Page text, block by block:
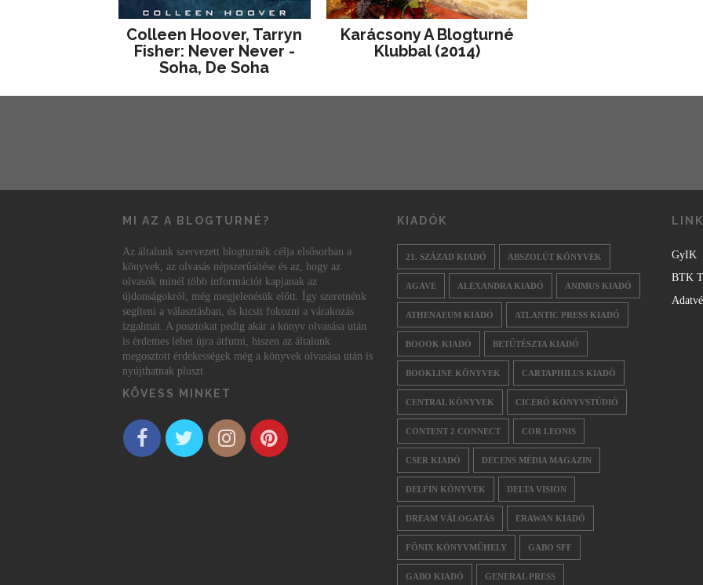
Colleen Hoover, Tarryn
Fisher: Never Never -
Soha, De Soha
Karácsony A Blogturné
Klubbal (2014)
MI AZ A BLOGTURNÉ?
Az általunk szervezett blogturnék célja elsősorban a
könyvek, az olvasás népszerűsítése és az, hogy az
olvasók minél több információt kapjanak az
újdonságokról, még megjelenésük előtt. Így szeretnénk
segíteni a választásban, és kicsit fokozni a várakozás
izgalmát. A posztokat pedig akár a könyv olvasása után
is érdemes lehet újra átfutni, hiszen az általunk
megosztott érdekességek még a könyvek olvasása után is
nyújthatnak pluszt.
KÖVESS MINKET
KIADÓK
21. SZÁZAD KIADÓ ABSZOLÚT KÖNYVEK
AGAVE ALEXANDRA KIADÓ ANIMUS KIADÓ
ATHENAEUM KIADÓ ATLANTIC PRESS KIADÓ
BOOOK KIADÓ BETŰTÉSZTA KIADÓ
BOOKLINE KÖNYVEK CARTAPHILUS KIADÓ
CENTRAL KÖNYVEK CICERÓ KÖNYVSTÚDIÓ
CONTENT 2 CONNECT COR LEONIS
CSER KIADÓ DECENS MÉDIA MAGAZIN
DELFIN KÖNYVEK DELTA VISION
DREAM VÁLOGATÁS ERAWAN KIADÓ
FŐNIX KÖNYVMŰHELY GABO SFF
GABO KIADÓ GENERAL PRESS
GyIK
BTK